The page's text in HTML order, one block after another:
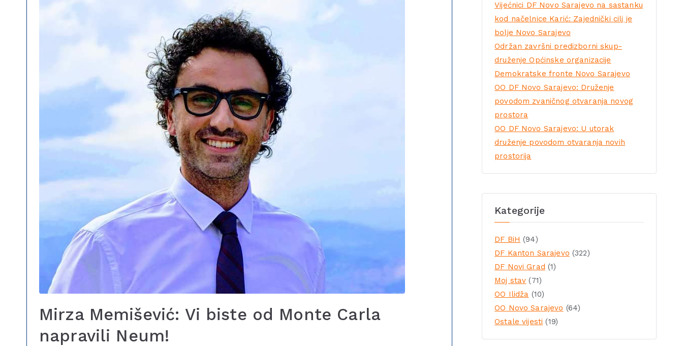
Mirza Memišević: Vi biste od Monte Carla
napravili Neum!
Vijećnici DF Novo Sarajevo na sastanku
kod načelnice Karić: Zajednički cilj je
bolje Novo Sarajevo
Održan završni predizborni skup-
druženje Općinske organizacije
Demokratske fronte Novo Sarajevo
OO DF Novo Sarajevo: Druženje
povodom zvaničnog otvaranja novog
prostora
OO DF Novo Sarajevo: U utorak
druženje povodom otvaranja novih
prostorija
Kategorije
DF BiH (94)
DF Kanton Sarajevo (322)
DF Novi Grad (1)
Moj stav (71)
OO Ilidža (10)
OO Novo Sarajevo (64)
Ostale vijesti (19)